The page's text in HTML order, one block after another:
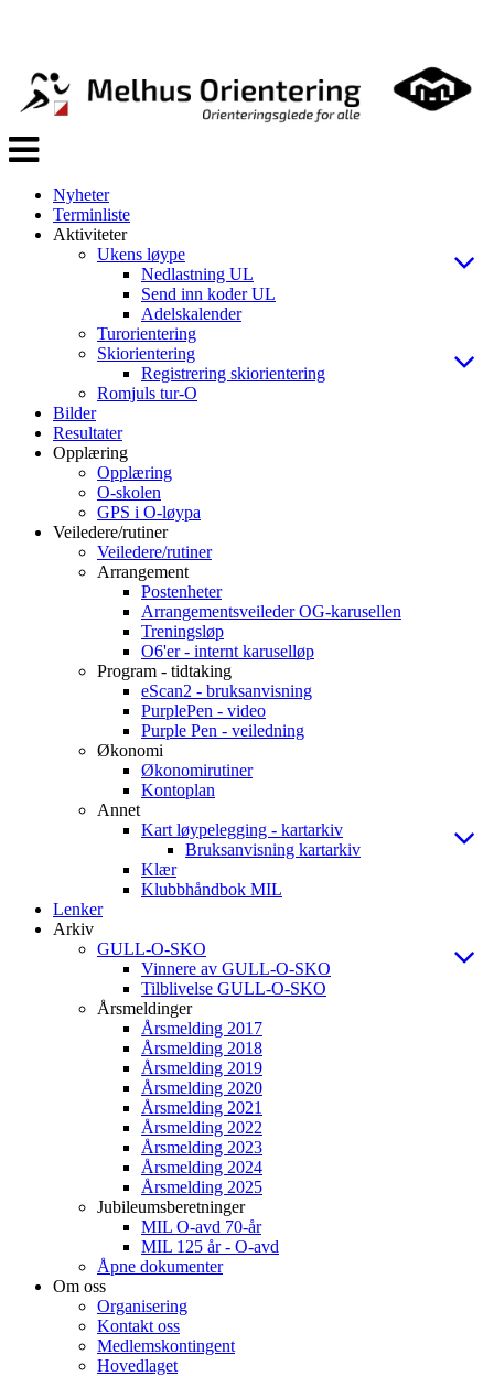
Veksle
navigasjon
Nyheter
Terminliste
Aktiviteter
Ukens løype
Nedlastning UL
Send inn koder UL
Adelskalender
Turorientering
Skiorientering
Registrering skiorientering
Romjuls tur-O
Bilder
Resultater
Opplæring
Opplæring
O-skolen
GPS i O-løypa
Veiledere/rutiner
Veiledere/rutiner
Arrangement
Postenheter
Arrangementsveileder OG-karusellen
Treningsløp
O6'er - internt karuselløp
Program - tidtaking
eScan2 - bruksanvisning
PurplePen - video
Purple Pen - veiledning
Økonomi
Økonomirutiner
Kontoplan
Annet
Kart løypelegging - kartarkiv
Bruksanvisning kartarkiv
Klær
Klubbhåndbok MIL
Lenker
Arkiv
GULL-O-SKO
Vinnere av GULL-O-SKO
Tilblivelse GULL-O-SKO
Årsmeldinger
Årsmelding 2017
Årsmelding 2018
Årsmelding 2019
Årsmelding 2020
Årsmelding 2021
Årsmelding 2022
Årsmelding 2023
Årsmelding 2024
Årsmelding 2025
Jubileumsberetninger
MIL O-avd 70-år
MIL 125 år - O-avd
Åpne dokumenter
Om oss
Organisering
Kontakt oss
Medlemskontingent
Hovedlaget